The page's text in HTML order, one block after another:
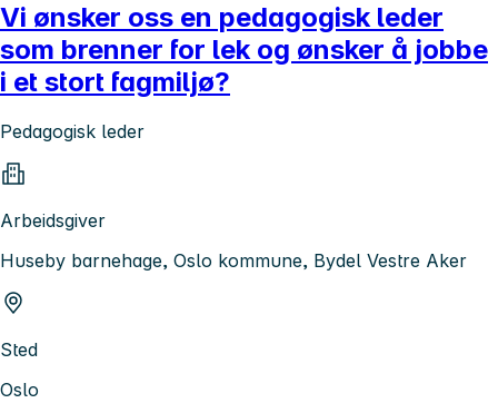
Vi ønsker oss en pedagogisk leder
som brenner for lek og ønsker å jobbe
i et stort fagmiljø?
Pedagogisk leder
Arbeidsgiver
Huseby barnehage, Oslo kommune, Bydel Vestre Aker
Sted
Oslo